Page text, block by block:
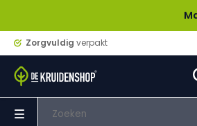
Zorgvuldig verpakt